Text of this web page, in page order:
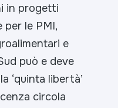
in progetti
le PMI,
e
può e deve
‘quinta libertà’
circola